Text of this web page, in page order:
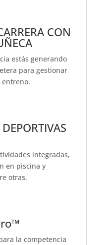
CON
estás generando
para gestionar
entreno.
integradas,
en piscina y
otras.
la competencia